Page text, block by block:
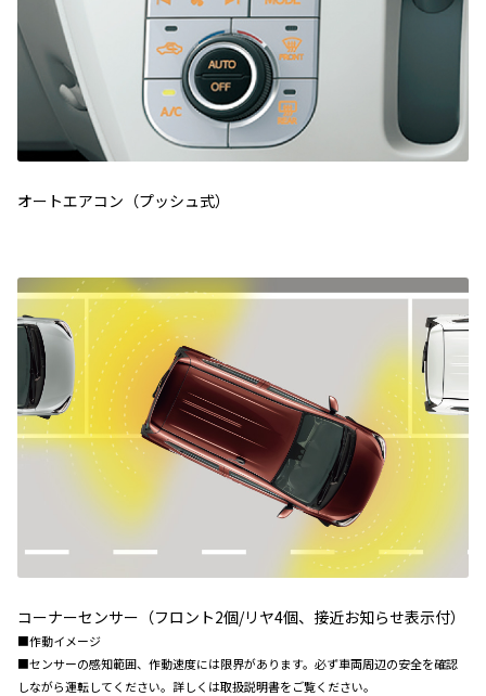
オートエアコン（プッシュ式）
コーナーセンサー（フロント2個/リヤ4個、接近お知らせ表示付）
■作動イメージ
■センサーの感知範囲、作動速度には限界があります。必ず車両周辺の安全を確認
しながら運転してください。詳しくは取扱説明書をご覧ください。